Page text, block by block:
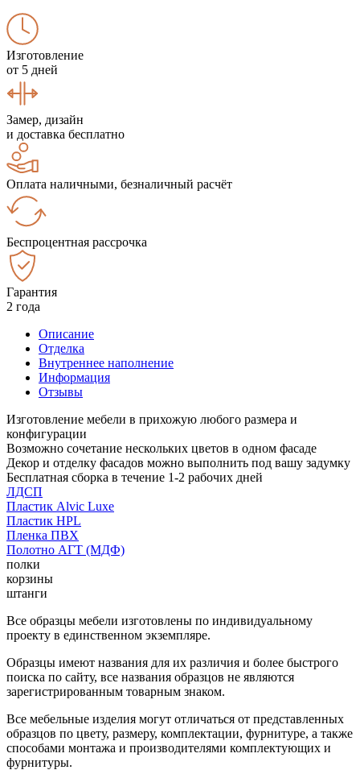
Изготовление
от 5 дней
Замер, дизайн
и доставка бесплатно
Оплата наличными, безналичный расчёт
Беспроцентная рассрочка
Гарантия
2 года
Описание
Отделка
Внутреннее наполнение
Информация
Отзывы
Изготовление мебели в прихожую любого размера и
конфигурации
Возможно сочетание нескольких цветов в одном фасаде
Декор и отделку фасадов можно выполнить под вашу задумку
Бесплатная сборка в течение 1-2 рабочих дней
ЛДСП
Пластик Alvic Luxe
Пластик HPL
Пленка ПВХ
Полотно АГТ (МДФ)
полки
корзины
штанги
Все образцы мебели изготовлены по индивидуальному
проекту в единственном экземпляре.
Образцы имеют названия для их различия и более быстрого
поиска по сайту, все названия образцов не являются
зарегистрированным товарным знаком.
Все мебельные изделия могут отличаться от представленных
образцов по цвету, размеру, комплектации, фурнитуре, а также
способами монтажа и производителями комплектующих и
фурнитуры.